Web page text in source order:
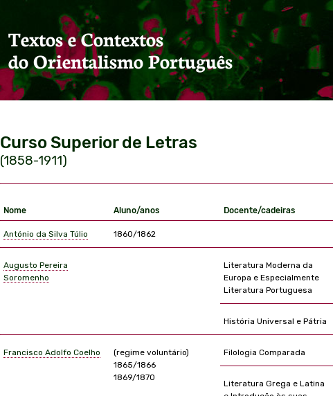
Textos e Contextos
do Orientalismo Português
Curso Superior de Letras
(1858-1911)
Nome Aluno/anos Docente/cadeiras
António da Silva Túlio 1860/1862
Augusto Pereira
Soromenho
Literatura Moderna da
Europa e Especialmente
Literatura Portuguesa
História Universal e Pátria
Francisco Adolfo Coelho
(regime voluntário)
1865/1866
1869/1870
Filologia Comparada
Literatura Grega e Latina